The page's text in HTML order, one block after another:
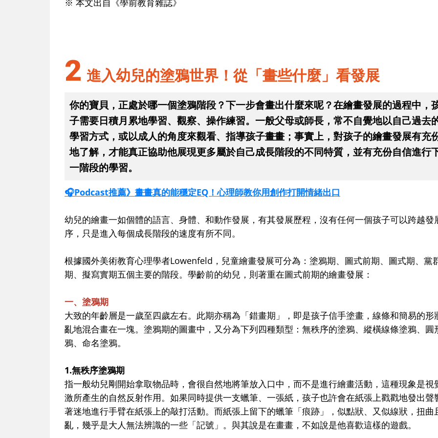
2 進入幼兒的塗鴉世界！從「畫些什麼」看發展
你的寶貝，正處於哪一個塗鴉階段？下一步會畫出什麼來呢？在繪畫發展的過程中，
子需要日積月累地學習、觀察、操作練習。一般父母或師長，常不自覺地以自己過去
學習方式，或以成人的角度來觀看、指導孩子畫畫；事實上，對孩子的繪畫發展有充
地了解，才能真正協助他展現更多屬於自己成長階段的不同特質，並有充份自信進行
一階段的學習。
🎧Podcast推薦》畫畫真的能穩定EQ！心理師教你用創作打開情緒出口
幼兒的繪畫一如個體的語言、身體、和動作發展，有其發展歷程，沒有任何一個孩子可以跨越發
序，只是進入每個成長階段的速度有所不同。
根據國外美術教育心理學者Lowenfeld，兒童繪畫發展可分為：塗鴉期、圖式前期、圖式期、黨
期、擬寫實期五個主要的階段。學齡前的幼兒，則著重在圖式前期的繪畫發展：
一、塗鴉期
大致的年齡層是一歲至四歲左右。此期亦稱為「錯畫期」，即是孩子信手塗畫，線條和簡易的形
亂地混合畫在一塊。塗鴉期的圖畫中，又分為下列四種類型：無秩序的塗鴉、縱橫線條塗鴉、圓
鴉、命名塗鴉。
1.無秩序塗鴉期
指一般幼兒剛開始拿取物品時，會很自然地將筆放入口中，而不是進行繪畫活動，這種現象是視
激所產生的自然反射作用。如果同時提供一支蠟筆、一張紙，孩子也許會在紙張上戳戳地發出聲
著迷地進行手臂在紙張上的敲打活動。而紙張上留下的蠟筆「痕跡」，似點狀、又似線狀，扭曲
亂，幾乎是大人無法辨識的一些「記號」。與其說是在畫畫，不如說是他喜歡這樣的遊戲。